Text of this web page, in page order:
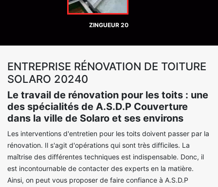
ZINGUEUR 20
ENTREPRISE RÉNOVATION DE TOITURE
SOLARO 20240
Le travail de rénovation pour les toits : une
des spécialités de A.S.D.P Couverture
dans la ville de Solaro et ses environs
Les interventions d'entretien pour les toits doivent passer par la
rénovation. Il s'agit d'opérations qui sont très difficiles. La
maîtrise des différentes techniques est indispensable. Donc, il
est incontournable de contacter des experts en la matière.
Ainsi, on peut vous proposer de faire confiance à A.S.D.P